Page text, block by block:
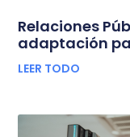
Relaciones
adaptación
LEER TODO